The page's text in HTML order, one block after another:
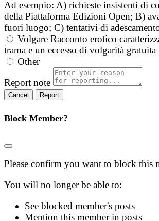
Ad esempio: A) richieste insistenti di
della Piattaforma Edizioni Open; B)
fuori luogo; C) tentativi di
Volgare Racconto erotico
trama e un eccesso di volgarità
Other
Report note
Report
Block Member?
Please confirm you want to block this
You will no longer be able to:
See blocked member's posts
Mention this member in posts